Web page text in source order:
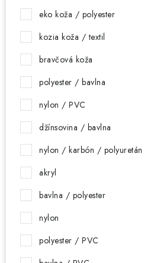
eko koža / polyester
kozia koža / textil
bravčová koža
polyester / bavlna
nylon / PVC
džínsovina / bavlna
nylon / karbón / polyuretán
akryl
bavlna / polyester
nylon
polyester / PVC